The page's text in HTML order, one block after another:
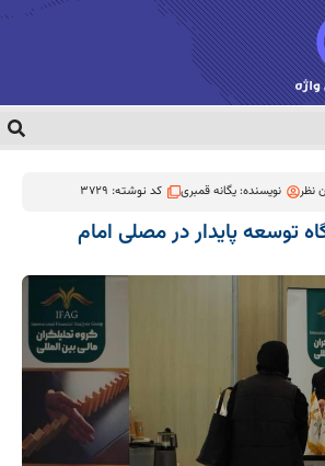
نظر نویسنده:یگانه قمبری کد نوشته: 3729
توسعه پایدار در مصلی امام